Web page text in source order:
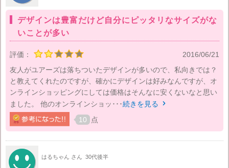
デザインは豊富だけど自分にピッタリなサイズがな
いことが多い
評価：
2016/06/21
友人がユアーズは落ちついたデザインが多いので、私向きでは？
と教えてくれたのですが、確かにデザインは好みなんですが、オ
ンラインショッピングにしては価格はそんなに安くないなと思い
ました。 他のオンラインショッ･･･続きを見る 
10 点
はるちゃん さん 30代後半